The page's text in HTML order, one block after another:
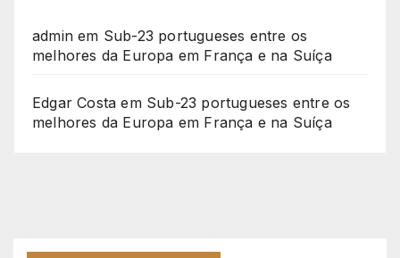
admin em Sub-23 portugueses entre os
melhores da Europa em França e na Suíça
Edgar Costa em Sub-23 portugueses entre os
melhores da Europa em França e na Suíça